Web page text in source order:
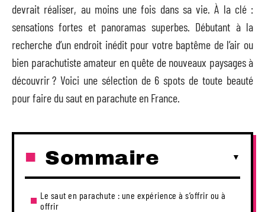
devrait réaliser, au moins une fois dans sa vie. À la clé :
sensations fortes et panoramas superbes. Débutant à la
recherche d’un endroit inédit pour votre baptême de l’air ou
bien parachutiste amateur en quête de nouveaux paysages à
découvrir ? Voici une sélection de 6 spots de toute beauté
pour faire du saut en parachute en France.
Sommaire
Le saut en parachute : une expérience à s’offrir ou à
offrir